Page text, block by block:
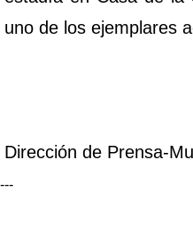
uno de los ejemplares
Dirección de Prensa-
---